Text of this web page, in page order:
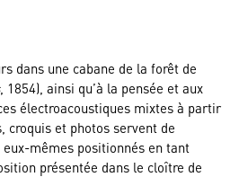
dans une cabane de la forêt de
, 1854), ainsi qu’à la pensée et aux
électroacoustiques mixtes à partir
croquis et photos servent de
mêmes positionnés en tant
présentée dans le cloître de